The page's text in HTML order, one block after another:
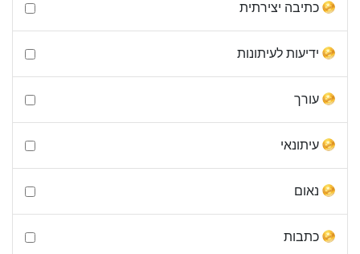
כתיבה יצירתית
ידיעות לעיתונות
עורך
עיתונאי
נאום
כתבות